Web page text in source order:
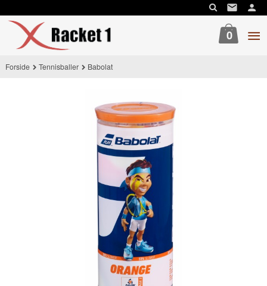
til
innholdet
0
Forside Tennisballer Babolat